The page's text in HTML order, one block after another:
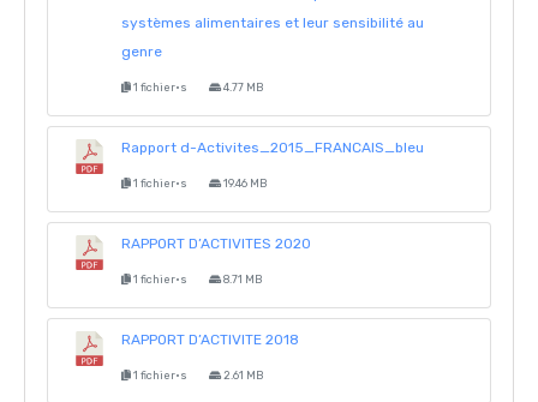
systèmes alimentaires et leur sensibilité au
genre
1 fichier·s 4.77 MB
Rapport d-Activites_2015_FRANCAIS_bleu
1 fichier·s 19.46 MB
RAPPORT D’ACTIVITES 2020
1 fichier·s 8.71 MB
RAPPORT D’ACTIVITE 2018
1 fichier·s 2.61 MB